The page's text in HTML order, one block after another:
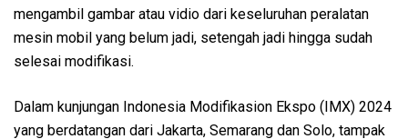
mengambil gambar atau vidio dari keseluruhan peralatan
mesin mobil yang belum jadi, setengah jadi hingga sudah
selesai modifikasi.
Dalam kunjungan Indonesia Modifikasion Ekspo (IMX) 2024
yang berdatangan dari Jakarta, Semarang dan Solo, tampak